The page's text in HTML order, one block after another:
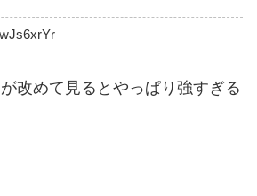
改めて見るとやっぱり強すぎる